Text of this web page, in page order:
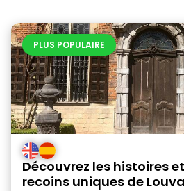
PLUS POPULAIRE
Découvrez les histoires
recoins uniques de